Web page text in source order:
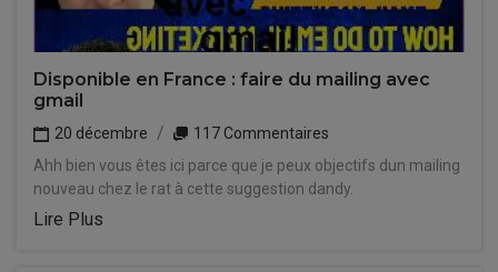
Disponible en France : faire du mailing avec
gmail
20 décembre
117 Commentaires
Ahh bien vous êtes ici parce que je peux objectifs dun mailing
nouveau chez le rat à cette suggestion dandy.
Lire Plus